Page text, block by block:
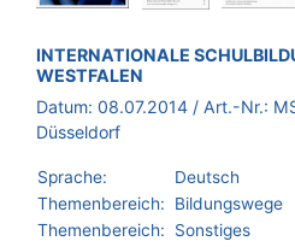
BROSCHÜRE:
INTERNATIONALE
WESTFALEN
Datum: 08.07.2014 / Art.-Nr.:
Düsseldorf
Sprache:
Deutsch
Themenbereich:
Bildungswege
Themenbereich:
Sonstiges